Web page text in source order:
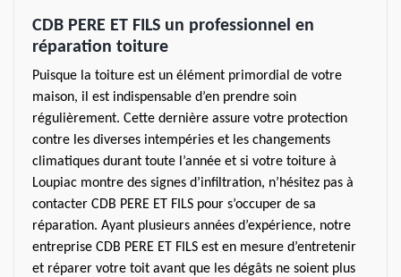
CDB PERE ET FILS un professionnel en
réparation toiture
Puisque la toiture est un élément primordial de votre
maison, il est indispensable d’en prendre soin
régulièrement. Cette dernière assure votre protection
contre les diverses intempéries et les changements
climatiques durant toute l’année et si votre toiture à
Loupiac montre des signes d’infiltration, n’hésitez pas à
contacter CDB PERE ET FILS pour s’occuper de sa
réparation. Ayant plusieurs années d’expérience, notre
entreprise CDB PERE ET FILS est en mesure d’entretenir
et réparer votre toit avant que les dégâts ne soient plus